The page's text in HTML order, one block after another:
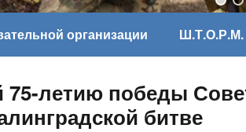
организации Ш.Т.О.Р.М.
летию победы
битве